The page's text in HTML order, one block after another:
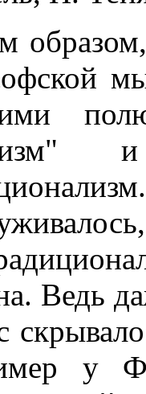
и
Ведь
у